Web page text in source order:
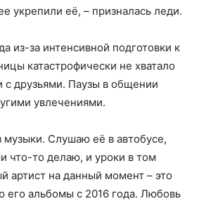
укрепили её, – призналась леди.
из-за интенсивной подготовки к
катастрофически не хватало
с друзьями. Паузы в общении
увлечениями.
Слушаю её в автобусе,
что-то делаю, и уроки в том
артист на данный момент – это
его альбомы с 2016 года. Любовь